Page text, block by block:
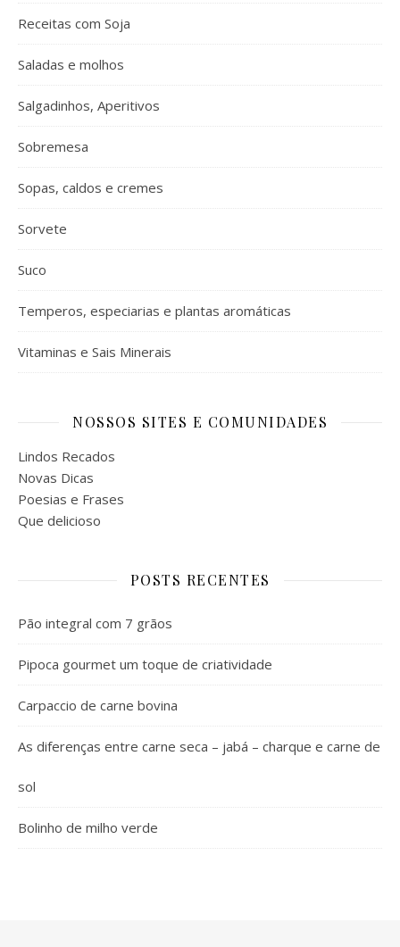
Receitas com Soja
Saladas e molhos
Salgadinhos, Aperitivos
Sobremesa
Sopas, caldos e cremes
Sorvete
Suco
Temperos, especiarias e plantas aromáticas
Vitaminas e Sais Minerais
NOSSOS SITES E COMUNIDADES
Lindos Recados
Novas Dicas
Poesias e Frases
Que delicioso
POSTS RECENTES
Pão integral com 7 grãos
Pipoca gourmet um toque de criatividade
Carpaccio de carne bovina
As diferenças entre carne seca – jabá – charque e carne de
sol
Bolinho de milho verde